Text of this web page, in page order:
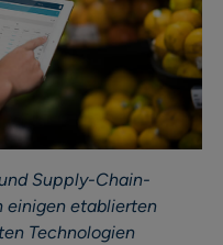
Supply-Chain-
einigen etablierten
Technologien